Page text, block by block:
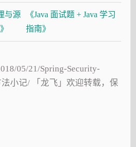
与源
《Java 面试题 + Java 学习
指南》
05/21/Spring-Security-
小记/ 「龙飞」欢迎转载，保